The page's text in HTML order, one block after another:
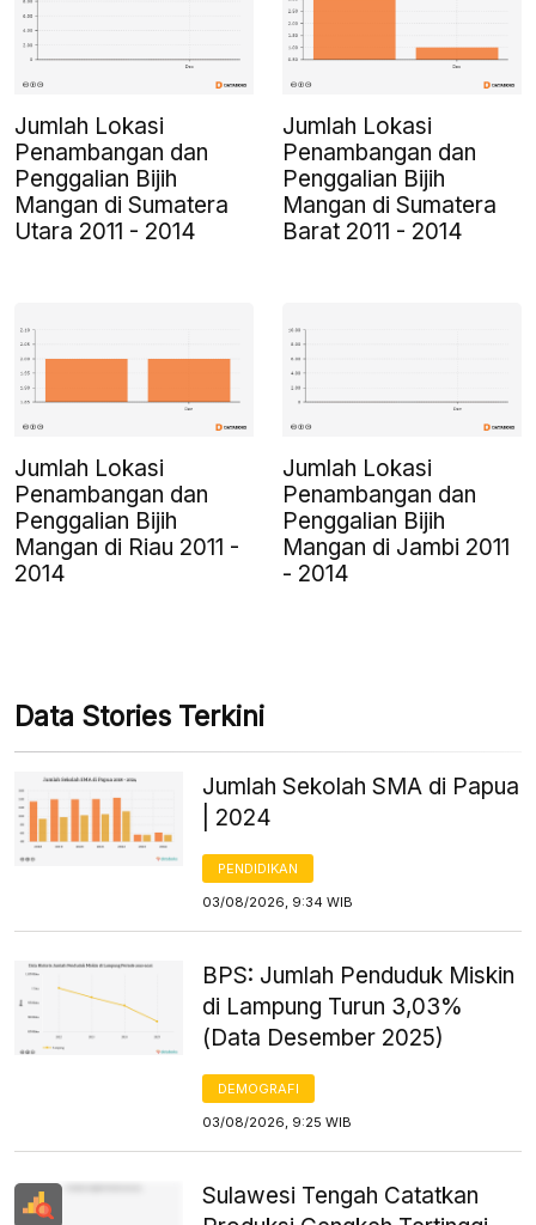
Jumlah Lokasi
Penambangan dan
Penggalian Bijih
Mangan di Sumatera
Utara 2011 - 2014
Jumlah Lokasi
Penambangan dan
Penggalian Bijih
Mangan di Sumatera
Barat 2011 - 2014
Jumlah Lokasi
Penambangan dan
Penggalian Bijih
Mangan di Riau 2011 -
2014
Jumlah Lokasi
Penambangan dan
Penggalian Bijih
Mangan di Jambi 2011
- 2014
Data Stories Terkini
Jumlah Sekolah SMA di Papua
| 2024
PENDIDIKAN
03/08/2026, 9:34 WIB
BPS: Jumlah Penduduk Miskin
di Lampung Turun 3,03%
(Data Desember 2025)
DEMOGRAFI
03/08/2026, 9:25 WIB
Sulawesi Tengah Catatkan